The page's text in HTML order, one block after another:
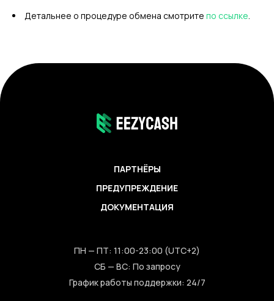
Детальнее о процедуре обмена смотрите по ссылке.
ПАРТНЁРЫ
ПРЕДУПРЕЖДЕНИЕ
ДОКУМЕНТАЦИЯ
ПН — ПТ: 11:00-23:00 (UTC+2)
СБ — ВС: По запросу
График работы поддержки: 24/7